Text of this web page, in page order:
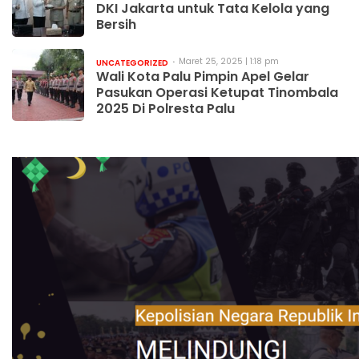
DKI Jakarta untuk Tata Kelola yang
Bersih
UNCATEGORIZED Maret 25, 2025 | 1:18 pm
Wali Kota Palu Pimpin Apel Gelar
Pasukan Operasi Ketupat Tinombala
2025 Di Polresta Palu